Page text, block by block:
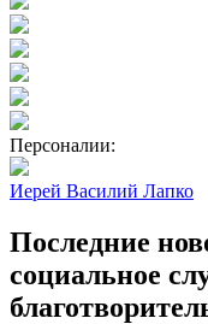
Персоналии:
Иерей Василий Лапко
Последние
социальное